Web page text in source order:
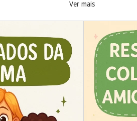
Ver mais